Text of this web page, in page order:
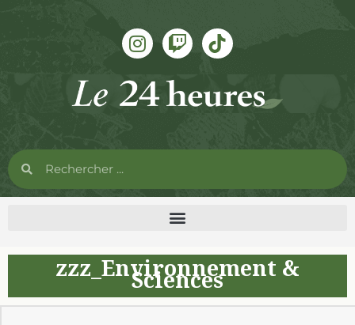
zzz_Environnement &
Sciences